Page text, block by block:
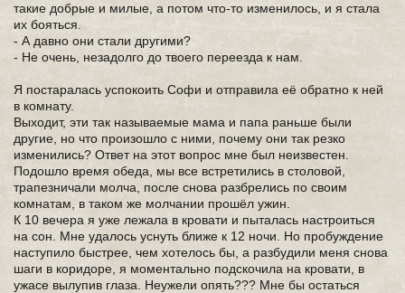
такие добрые и милые, а потом что-то изменилось, и я стала
их бояться.
- А давно они стали другими?
- Не очень, незадолго до твоего переезда к нам.
Я постаралась успокоить Софи и отправила её обратно к ней
в комнату.
Выходит, эти так называемые мама и папа раньше были
другие, но что произошло с ними, почему они так резко
изменились? Ответ на этот вопрос мне был неизвестен.
Подошло время обеда, мы все встретились в столовой,
трапезничали молча, после снова разбрелись по своим
комнатам, в таком же молчании прошёл ужин.
К 10 вечера я уже лежала в кровати и пыталась настроиться
на сон. Мне удалось уснуть ближе к 12 ночи. Но пробуждение
наступило быстрее, чем хотелось бы, а разбудили меня снова
шаги в коридоре, я моментально подскочила на кровати, в
ужасе вылупив глаза. Неужели опять??? Мне бы остаться